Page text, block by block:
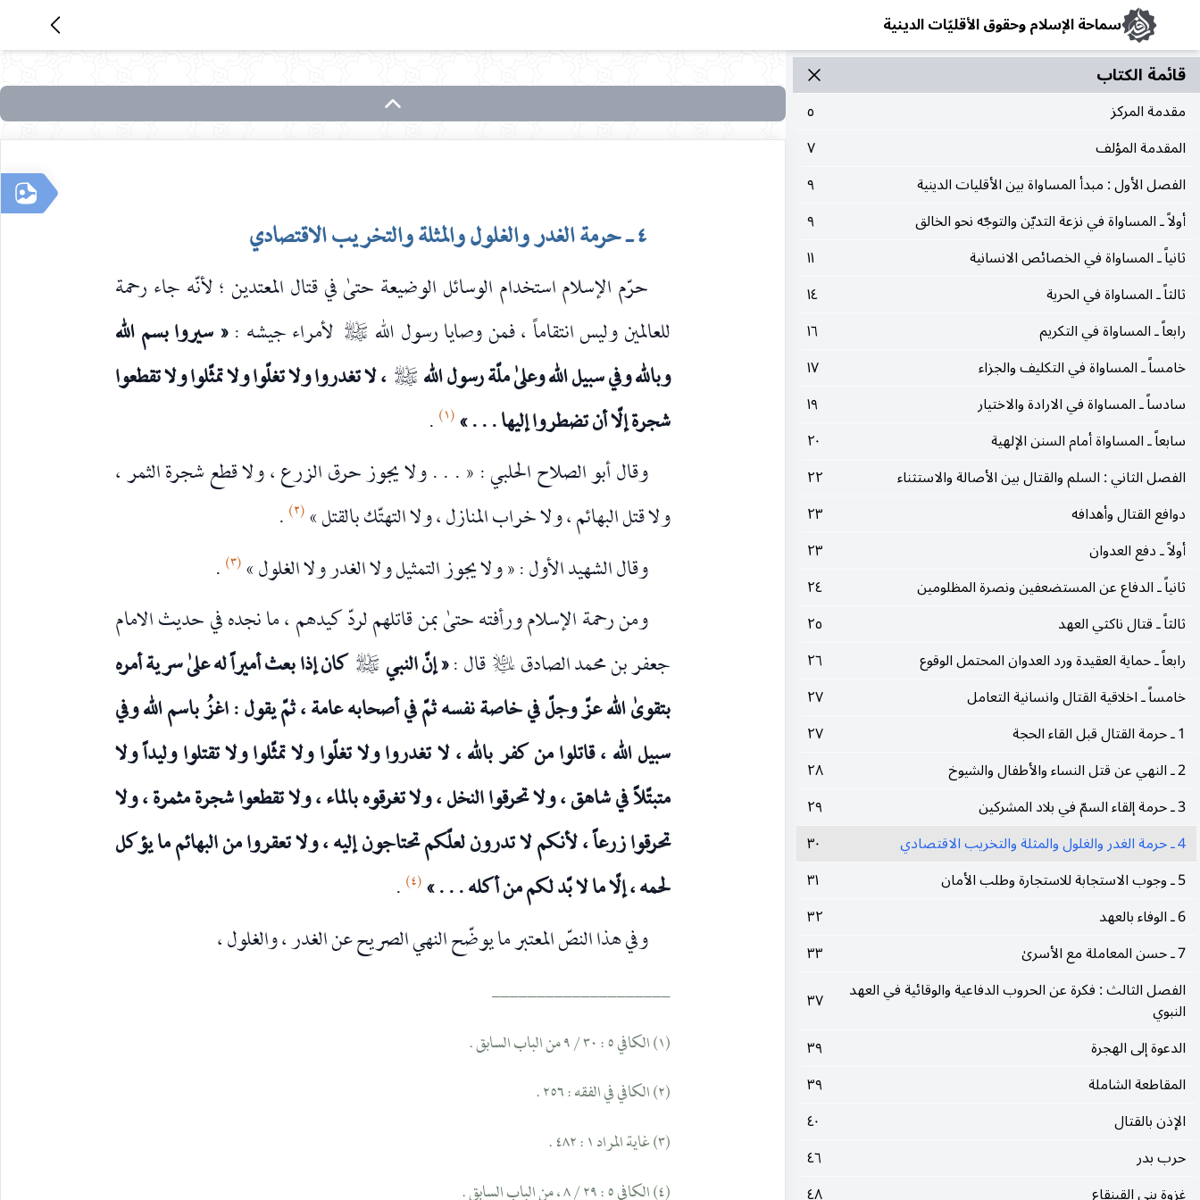
سماحة الإسلام وحقوق الأقليّات الدينية
قائمة الکتاب
مقدمة المركز
٥
المقدمة المؤلف
٧
الفصل الأول : مبدأ المساواة بين الأقليات الدينية
٩
أولاً ـ المساواة في نزعة التديّن والتوجّه نحو الخالق
٩
ثانياً ـ المساواة في الخصائص الانسانية
١١
ثالثاً ـ المساواة في الحرية
١٤
رابعاً ـ المساواة في التكريم
١٦
خامساً ـ المساواة في التكليف والجزاء
١٧
سادساً ـ المساواة في الارادة والاختيار
١٩
سابعاً ـ المساواة أمام السنن الإلهية
٢٠
الفصل الثاني : السلم والقتال بين الأصالة والاستثناء
٢٢
دوافع القتال وأهدافه
٢٣
أولاً ـ دفع العدوان
٢٣
ثانياً ـ الدفاع عن المستضعفين ونصرة المظلومين
٢٤
ثالثاً ـ قتال ناكثي العهد
٢٥
رابعاً ـ حماية العقيدة ورد العدوان المحتمل الوقوع
٢٦
خامساً ـ اخلاقية القتال وانسانية التعامل
٢٧
1 ـ حرمة القتال قبل القاء الحجة
٢٧
2 ـ النهي عن قتل النساء والأطفال والشيوخ
٢٨
3 ـ حرمة إلقاء السمّ في بلاد المشركين
٢٩
4 ـ حرمة الغدر والغلول والمثلة والتخريب الاقتصادي
٣٠
5 ـ وجوب الاستجابة للاستجارة وطلب الأمان
٣١
6 ـ الوفاء بالعهد
٣٢
7 ـ حسن المعاملة مع الأسرىٰ
٣٣
الفصل الثالث : فكرة عن الحروب الدفاعية والوقائية في العهد
النبوي
٣٧
الدعوة إلى الهجرة
٣٩
المقاطعة الشاملة
٣٩
الإذن بالقتال
٤٠
حرب بدر
٤٦
البحث
البحث
في
٤ ـ حرمة الغدر والغلول والمثلة والتخريب الاقتصادي
حرّم الإسلام استخدام الوسائل الوضيعة حتىٰ في قتال المعتدين ؛ لأنّه جاء رحمة
للعالمين وليس انتقاماً ، فمن وصايا رسول الله صلى‌الله‌عليه‌وآله لأمراء جيشه :« سيروا بسم الله
وبالله وفي سبيل الله وعلىٰ ملّة رسول الله صلى‌الله‌عليه‌وآله ، لا تغدروا ولا تغلّوا ولا تمثّلوا ولا تقطعوا
شجرة إلّا أن تضطروا إليها . . . »(١) .
وقال أبو الصلاح الحلبي : « . . . ولا يجوز حرق الزرع ، ولا قطع شجرة الثمر ،
ولا قتل البهائم ، ولا خراب المنازل ، ولا التهتّك بالقتل »(٢) .
وقال الشهيد الأول : « ولا يجوز التمثيل ولا الغدر ولا الغلول »(٣) .
ومن رحمة الإسلام ورأفته حتىٰ بمن قاتلهم لردّ كيدهم ، ما نجده في حديث الامام
جعفر بن محمد الصادق عليه‌السلام قال :« إنّ النبي صلى‌الله‌عليه‌وآله كان إذا بعث أميراً له علىٰ سرية أمره
بتقوىٰ الله عزّ وجلّ في خاصة نفسه ثمّ في أصحابه عامة ، ثمّ يقول : اغزُ باسم الله وفي
سبيل الله ، قاتلوا من كفر بالله ، لا تغدروا ولا تغلّوا ولا تمثّلوا ولا تقتلوا وليداً ولا
متبتّلاً في شاهق ، ولا تحرقوا النخل ، ولا تغرقوه بالماء ، ولا تقطعوا شجرة مثمرة ، ولا
تحرقوا زرعاً ، لأنكم لا تدرون لعلّكم تحتاجون إليه ، ولا تعقروا من البهائم ما يؤكل
لحمه ، إلّا ما لا بّد لكم من أكله . . . »(٤) .
وفي هذا النصّ المعتبر ما يوضّح النهي الصريح عن الغدر ، والغلول ،
____________________
(١) الكافي ٥ : ٣٠ / ٩ من الباب السابق .
(٢) الكافي في الفقه : ٢٥٦ .
(٣) غاية المراد ١ : ٤٨٢ .